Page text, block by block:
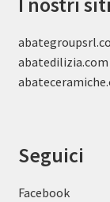
I nostri
abatedilizia.com
abateceramiche
Seguici
Facebook